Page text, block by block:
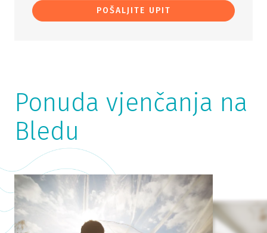
POŠALJITE UPIT
Ponuda vjenčanja na
Bledu